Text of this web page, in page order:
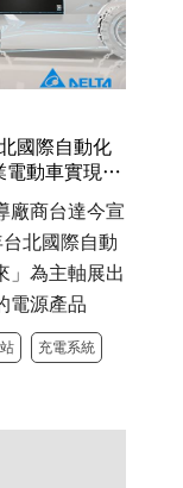
國際自動化
動車實現
廠商台達今宣
北國際自動
」為主軸展出
電源產品
充電系統